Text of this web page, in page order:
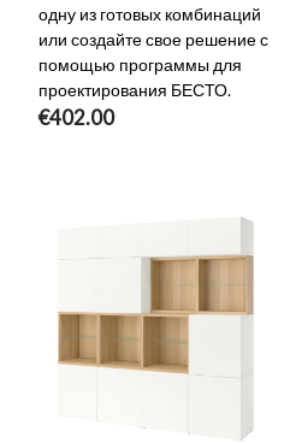
одну из готовых комбинаций
или создайте свое решение с
помощью программы для
проектирования БЕСТО.
€402.00